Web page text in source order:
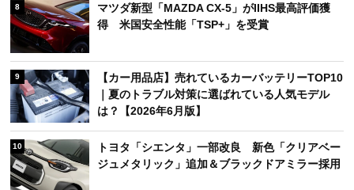
8
マツダ新型「MAZDA CX-5」がIIHS最高評価獲
得 米国安全性能「TSP+」を受賞
9
【カー用品店】売れているカーバッテリーTOP10
｜夏のトラブル対策に選ばれている人気モデル
は？【2026年6月版】
10
トヨタ「シエンタ」一部改良 新色「クリアベー
ジュメタリック」追加＆ブラックドアミラー採用